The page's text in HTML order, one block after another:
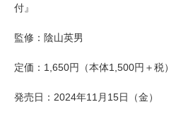
付』
監修：陰山英男
定価：1,650円（本体1,500円＋税）
発売日：2024年11月15日（金）